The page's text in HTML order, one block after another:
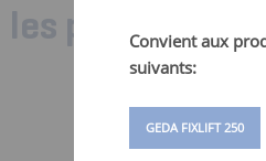
Convient aux
suivants:
GEDA FIXLIFT 250
les produits